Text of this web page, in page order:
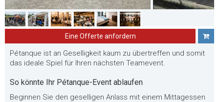
Eine Offerte anfordern
Pétanque ist an Geselligkeit kaum zu übertreffen und somit
das ideale Spiel für Ihren nächsten Teamevent.
So könnte Ihr Pétanque-Event ablaufen
Beginnen Sie den geselligen Anlass mit einem Mittagessen